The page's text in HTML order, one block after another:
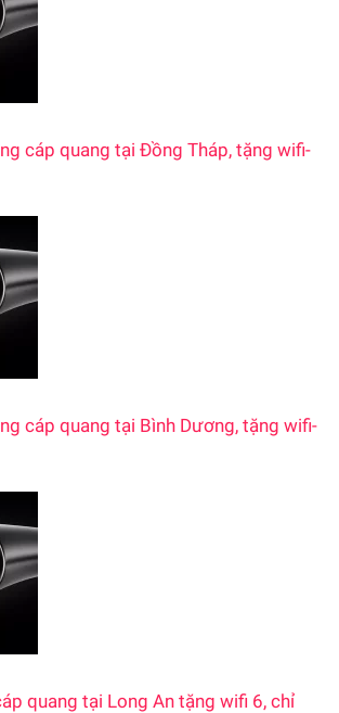
cáp quang tại Đồng Tháp, tặng wifi-
cáp quang tại Bình Dương, tặng wifi-
quang tại Long An tặng wifi 6, chỉ